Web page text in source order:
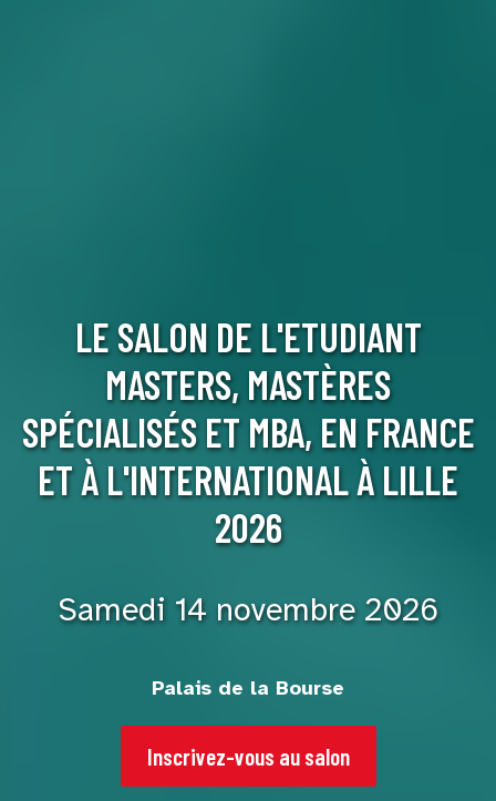
LE SALON DE L'ETUDIANT
MASTERS, MASTÈRES
SPÉCIALISÉS ET MBA, EN FRANCE
ET À L'INTERNATIONAL À LILLE
2026
Samedi 14 novembre 2026
Palais de la Bourse
Inscrivez-vous au salon